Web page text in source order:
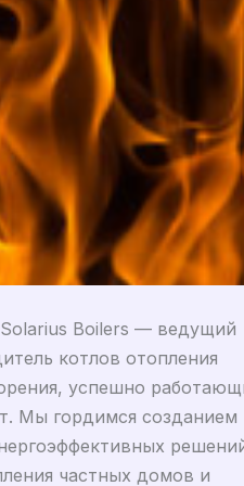
Boilers — ведущий
котлов отопления
успешно
Мы гордимся созданием
частных домов и